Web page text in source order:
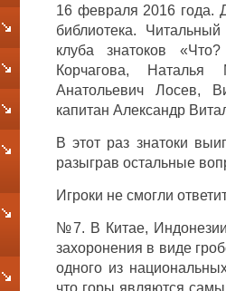
16 февраля 2016 года.
библиотека.
клуба знатоков
Корчагова, Наталья
Анатольевич Лосев,
капитан Александр
В этот раз знатоки
разыграв остальные
Игроки не смогли
№7. В Китае,
захоронения в виде
одного из
что горы являются